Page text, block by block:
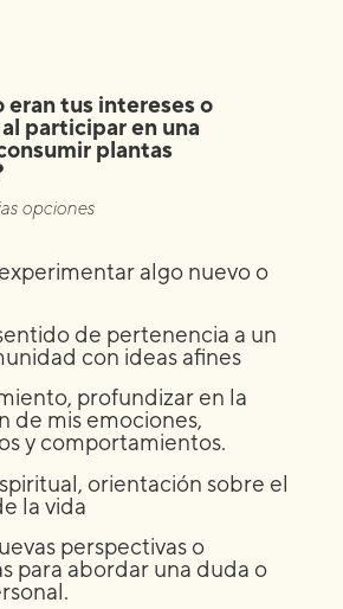
eran tus intereses o
participar en una
plantas
opciones
algo nuevo o
de pertenencia a un
con ideas afines
profundizar en la
de mis emociones,
y comportamientos.
orientación sobre el
la vida
perspectivas o
para abordar una duda o